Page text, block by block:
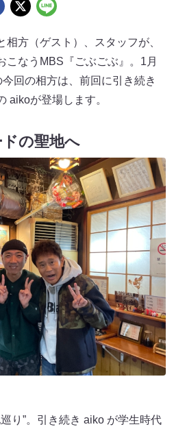
相方（ゲスト）、スタッフが、
こなうMBS『ごぶごぶ』。1月
回の相方は、前回に引き続き
aikoが登場します。
の聖地へ
り”。引き続き aiko が学生時代